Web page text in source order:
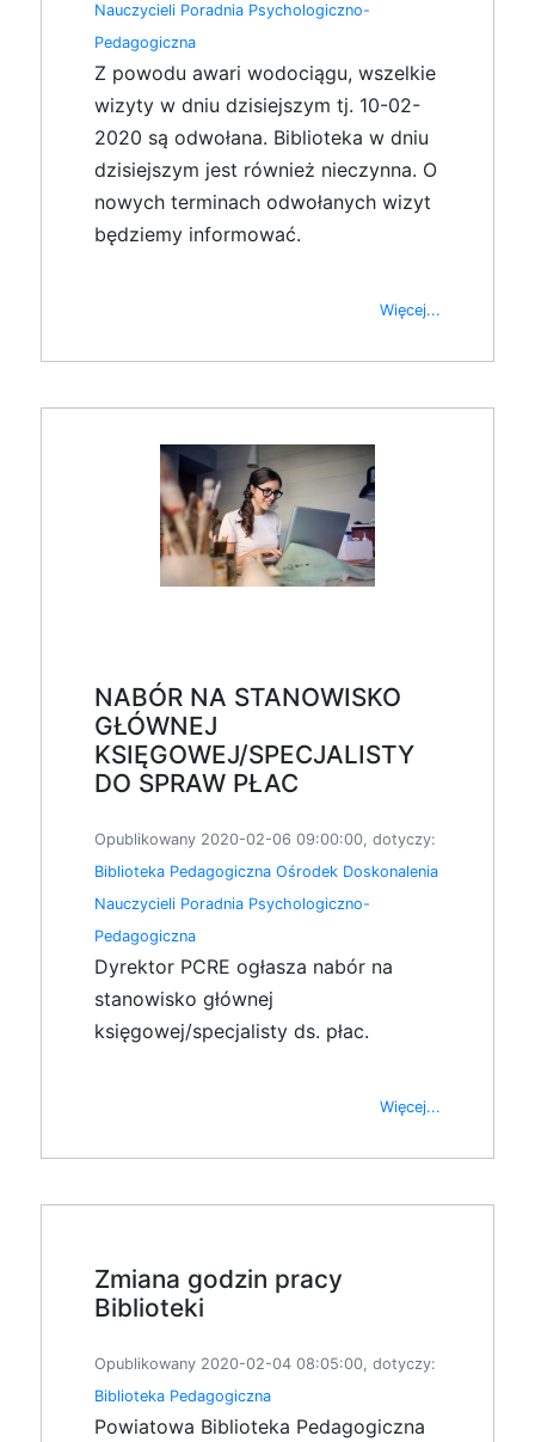
Nauczycieli Poradnia Psychologiczno-
Pedagogiczna
Z powodu awari wodociągu, wszelkie
wizyty w dniu dzisiejszym tj. 10-02-
2020 są odwołana. Biblioteka w dniu
dzisiejszym jest również nieczynna. O
nowych terminach odwołanych wizyt
będziemy informować.
Więcej...
NABÓR NA STANOWISKO
GŁÓWNEJ
KSIĘGOWEJ/SPECJALISTY
DO SPRAW PŁAC
Opublikowany 2020-02-06 09:00:00, dotyczy:
Biblioteka Pedagogiczna Ośrodek Doskonalenia
Nauczycieli Poradnia Psychologiczno-
Pedagogiczna
Dyrektor PCRE ogłasza nabór na
stanowisko głównej
księgowej/specjalisty ds. płac.
Więcej...
Zmiana godzin pracy
Biblioteki
Opublikowany 2020-02-04 08:05:00, dotyczy:
Biblioteka Pedagogiczna
Powiatowa Biblioteka Pedagogiczna